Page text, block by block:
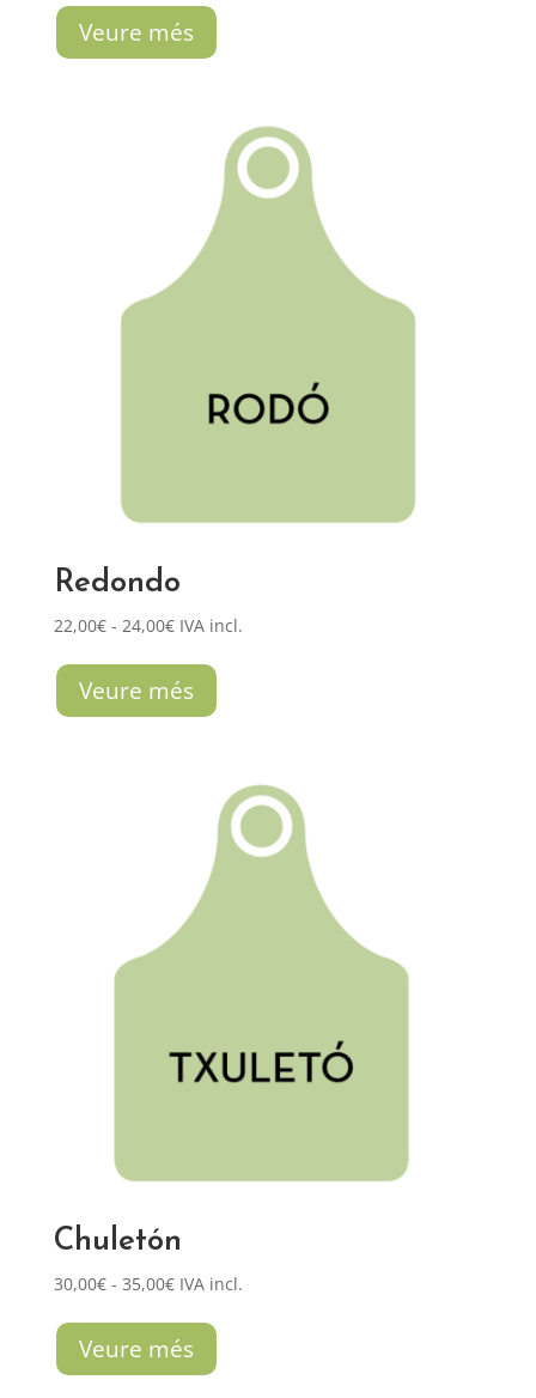
precios:
Veure més
Redondo
22,00€ - 24,00€Rango
precios:
desde
IVA incl.
Veure més
Chuletón
30,00€ - 35,00€Rango
precios:
desde
IVA incl.
Veure més